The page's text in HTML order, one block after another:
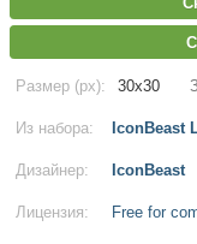
Размер (px): 30x30
Из набора: IconBeast
Дизайнер: IconBeast
Лицензия: Free for